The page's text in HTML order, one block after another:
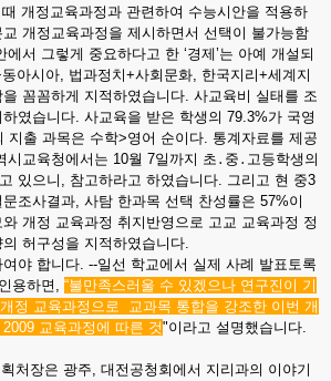
개정교육과정과 관련하여 수능시안을 적용하
개정교육과정을 제시하면서 선택이 불가능함
서 그렇게 중요하다고 한 ‘경제’는 아예 개설되
아시아, 법과정치+사회문화, 한국지리+세계지
꼼꼼하게 지적하였습니다. 사교육비 실태를 조
였습니다. 사교육을 받은 학생의 79.3%가 국영
지출 과목은 수학>영어 순이다. 통계자료를 제공
시교육청에서는 10월 7일까지 초․중․고등학생의
있으니, 참고하라고 하였습니다. 그리고 현 중3
조사결과, 사탐 한과목 선택 찬성률은 57%이
개정 교육과정 취지반영으로 고교 교육과정 정
허구성을 지적하였습니다.
야 합니다. --일선 학교에서 실제 사례 발표토록
용하면, “불만족스러울 수 있겠으나 연구진이 기
정 교육과정으로
교과목 통합을 강조한 이번 개
교육과정에 따른 것"이라고 설명했습니다.
처장은 광주, 대전공청회에서 지리과의 이야기